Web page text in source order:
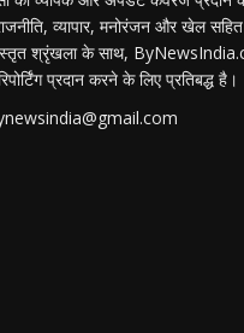
व्यापार, मनोरंजन और खेल सहित
श्रृंखला के साथ,
प्रदान करने के लिए प्रतिबद्ध है।